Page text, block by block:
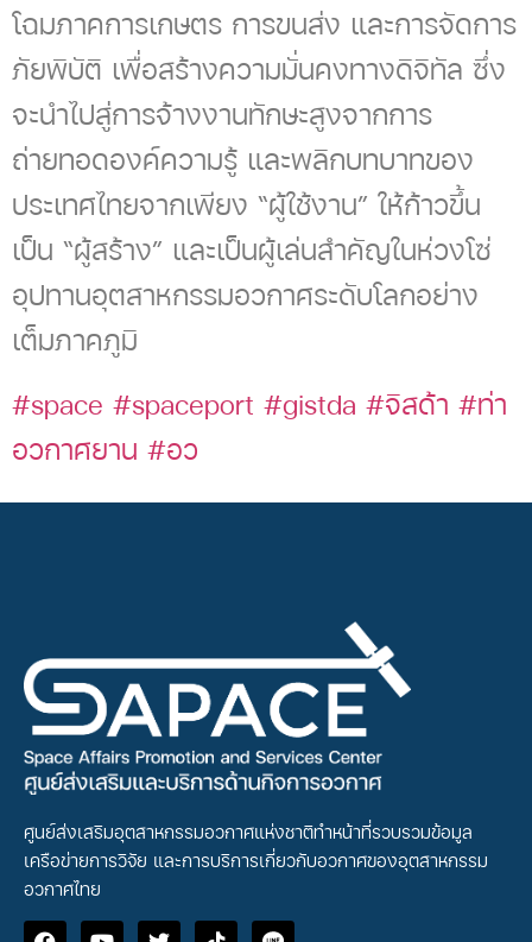
โฉมภาคการเกษตร การขนส่ง และการจัดการ
ภัยพิบัติ เพื่อสร้างความมั่นคงทางดิจิทัล ซึ่ง
จะนำไปสู่การจ้างงานทักษะสูงจากการ
ถ่ายทอดองค์ความรู้ และพลิกบทบาทของ
ประเทศไทยจากเพียง “ผู้ใช้งาน” ให้ก้าวขึ้น
เป็น “ผู้สร้าง” และเป็นผู้เล่นสำคัญในห่วงโซ่
อุปทานอุตสาหกรรมอวกาศระดับโลกอย่าง
เต็มภาคภูมิ
#space #spaceport #gistda #จิสด้า #ท่า
อวกาศยาน #อว
ศูนย์ส่งเสริมอุตสาหกรรมอวกาศแห่งชาติทำหน้าที่รวบรวมข้อมูล
เครือข่ายการวิจัย และการบริการเกี่ยวกับอวกาศของอุตสาหกรรม
อวกาศไทย